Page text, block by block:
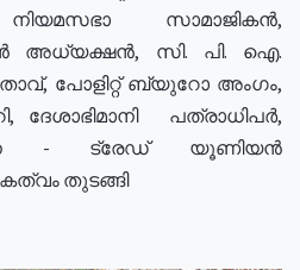
സാമാജികൻ,
അധ്യക്ഷൻ, സി. പി. ഐ.
പോളിറ്റ് ബ്യുറോ അംഗം,
പത്രാധിപർ,
- ട്രേഡ് യൂണിയൻ
തുടങ്ങി